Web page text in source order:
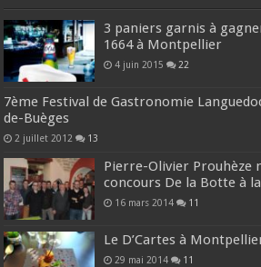
3 paniers garnis à
1664 à Montpellier
4 juin 2015 22
7ème Festival de Gastronomie
de-Buèges
2 juillet 2012 13
Pierre-Olivier Prouhèze
concours De la Botte à
16 mars 2014 11
Le D’Cartes à
29 mai 2014 11